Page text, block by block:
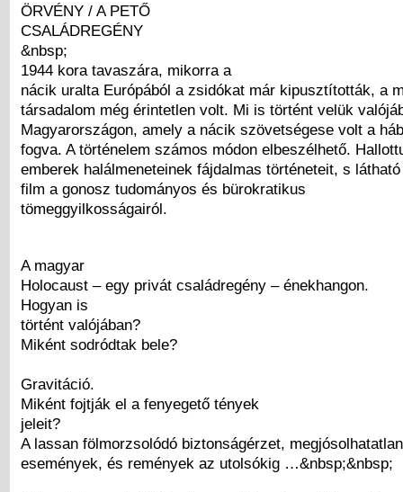
ÖRVÉNY / A PETŐ
CSALÁDREGÉNY
&nbsp;
1944 kora tavaszára, mikorra a
nácik uralta Európából a zsidókat már kipusztították, a
társadalom még érintetlen volt. Mi is történt velük
Magyarországon, amely a nácik szövetségese volt a
fogva. A történelem számos módon elbeszélhető.
emberek halálmeneteinek fájdalmas történeteit, s
film a gonosz tudományos és bürokratikus
tömeggyilkosságairól.
A magyar
Holocaust – egy privát családregény – énekhangon.
Hogyan is
történt valójában?
Miként sodródtak bele?
Gravitáció.
Miként fojtják el a fenyegető tények
jeleit?
A lassan fölmorzsolódó biztonságérzet, megjósolhatatlan
események, és remények az utolsókig …&nbsp;&nbsp;